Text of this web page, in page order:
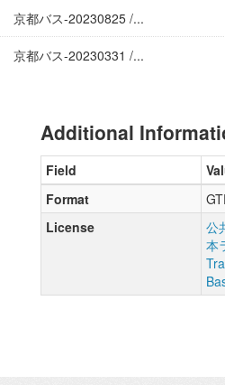
京都バス-20230825 /...
京都バス-20230331 /...
Additional
Field
Format
License
公
本